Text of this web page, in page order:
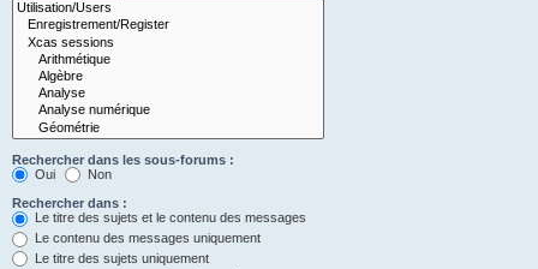
Rechercher dans les sous-forums :
Oui
Non
Rechercher dans :
Le titre des sujets et le contenu des messages
Le contenu des messages uniquement
Le titre des sujets uniquement